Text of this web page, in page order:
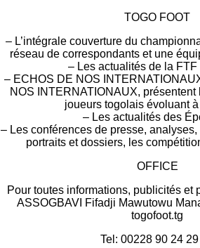
TOGO FOOT
– L’intégrale couverture du
réseau de correspondants et une
– Les actualités de la FTF
– ECHOS DE NOS
NOS INTERNATIONAUX, présentent
joueurs togolais évoluant à
– Les actualités des
– Les conférences de presse,
portraits et dossiers, les
OFFICE
Pour toutes informations, publicités et
ASSOGBAVI Fifadji Mawutowu
togofoot.tg
Tel: 00228 90 24